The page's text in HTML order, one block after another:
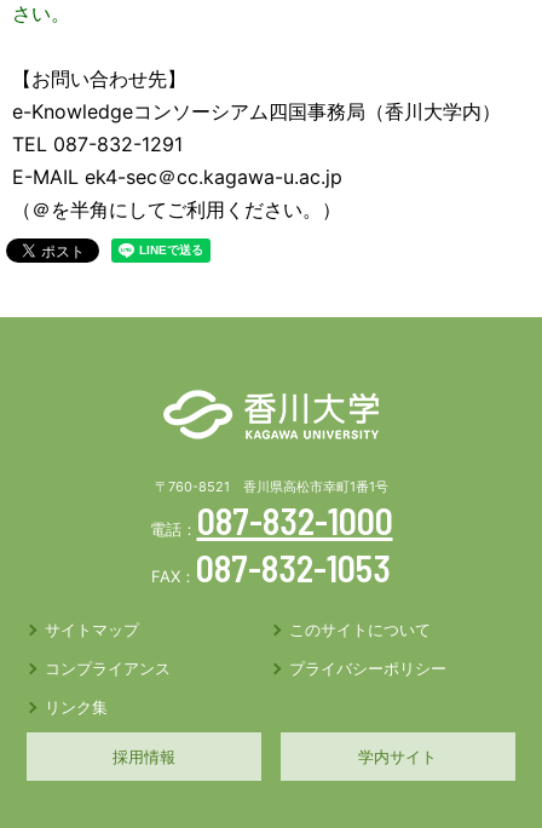
さい。
【お問い合わせ先】
e-Knowledgeコンソーシアム四国事務局（香川大学内）
TEL 087-832-1291
E-MAIL ek4-sec＠cc.kagawa-u.ac.jp
（＠を半角にしてご利用ください。）
〒760-8521 香川県高松市幸町1番1号
電話： 087-832-1000
FAX： 087-832-1053
サイトマップ
このサイトについて
コンプライアンス
プライバシーポリシー
リンク集
採用情報 学内サイト